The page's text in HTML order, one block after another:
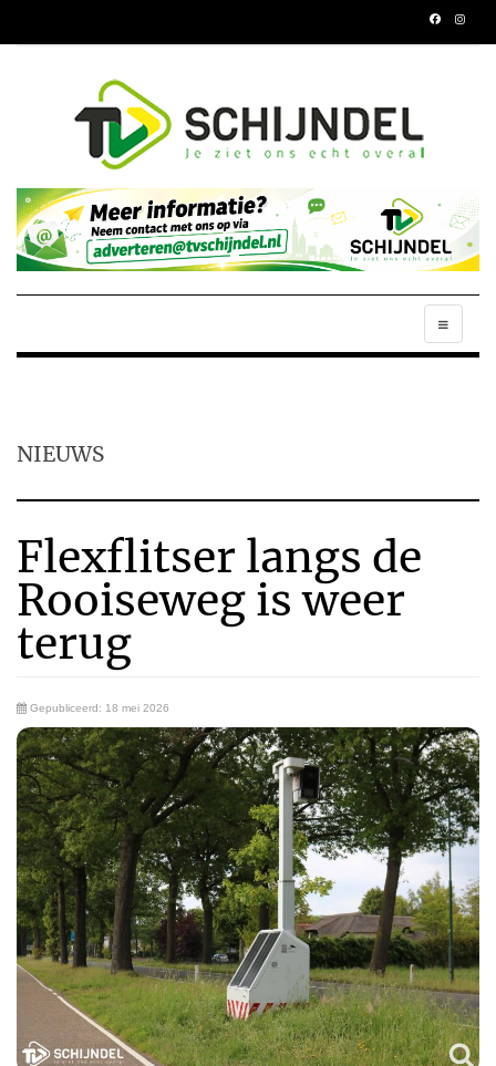
NIEUWS
Flexflitser langs de
Rooiseweg is weer
terug
Gepubliceerd: 18 mei 2026